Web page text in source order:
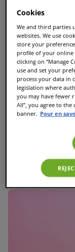
Le guide
variétés et les
Cookies
We and third parties
websites. We use
store your
profile of your online
clicking on “Manage
use and set your
process your data in
legislation where
you may have fewer
All”, you agree to the
banner. Pour en